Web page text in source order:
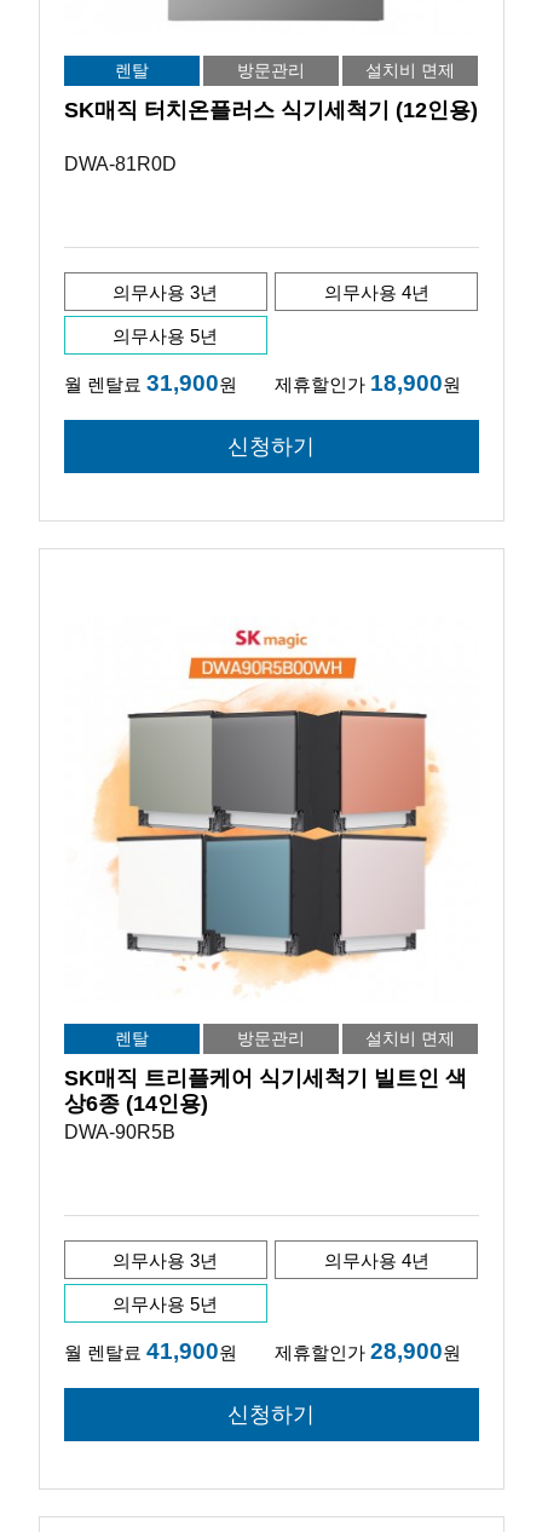
렌탈 방문관리 설치비 면제
SK매직 터치온플러스 식기세척기 (12인용)
DWA-81R0D
의무사용 3년 의무사용 4년
의무사용 5년
월 렌탈료 31,900원 제휴할인가 18,900원
렌탈 방문관리 설치비 면제
SK매직 트리플케어 식기세척기 빌트인 색
상6종 (14인용)
DWA-90R5B
의무사용 3년 의무사용 4년
의무사용 5년
월 렌탈료 41,900원 제휴할인가28,900원